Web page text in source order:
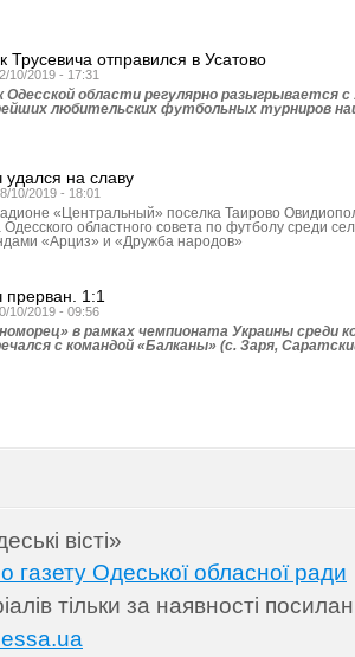
Трусевича отправился в Усатово
10/2019 - 17:31
Одесской области регулярно разыгрывается
любительских футбольных турниров
удался на славу
10/2019 - 18:01
«Цент­ральный» поселка Таи­рово
Одесского областного совета по футболу среди
«Арциз» и «Дружба народов»
прерван. 1:1
10/2019 - 09:56
в рамках чемпионата Украины среди
с командой «Балканы» (с. Заря,
вісті»
Одеської обласної ради
тільки за наявності